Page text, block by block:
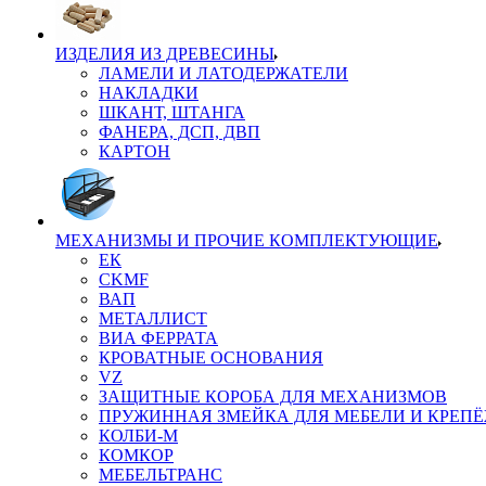
ИЗДЕЛИЯ ИЗ ДРЕВЕСИНЫ
ЛАМЕЛИ И ЛАТОДЕРЖАТЕЛИ
НАКЛАДКИ
ШКАНТ, ШТАНГА
ФАНЕРА, ДСП, ДВП
КАРТОН
МЕХАНИЗМЫ И ПРОЧИЕ КОМПЛЕКТУЮЩИЕ
ЕК
CKMF
ВАП
МЕТАЛЛИСТ
ВИА ФЕРРАТА
КРОВАТНЫЕ ОСНОВАНИЯ
VZ
ЗАЩИТНЫЕ КОРОБА ДЛЯ МЕХАНИЗМОВ
ПРУЖИННАЯ ЗМЕЙКА ДЛЯ МЕБЕЛИ И
КОЛБИ-М
КОМКОР
МЕБЕЛЬТРАНС